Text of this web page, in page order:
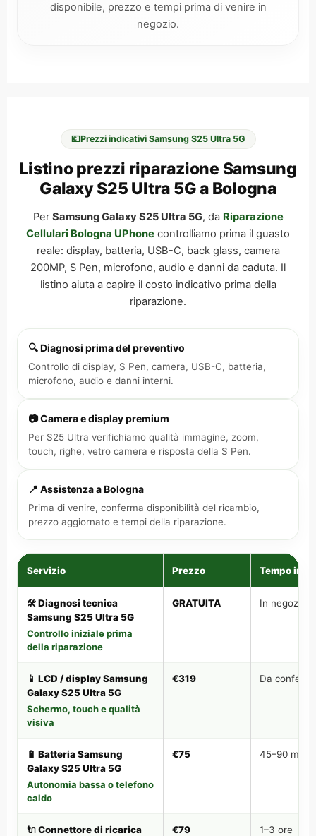
disponibile, prezzo e tempi prima di venire in
negozio.
💶Prezzi indicativi Samsung S25 Ultra 5G
Listino prezzi riparazione Samsung
Galaxy S25 Ultra 5G a Bologna
PerSamsung Galaxy S25 Ultra 5G, da Riparazione
Cellulari Bologna UPhone controlliamo prima il guasto
reale: display, batteria, USB-C, back glass, camera
200MP, S Pen, microfono, audio e danni da caduta. Il
listino aiuta a capire il costo indicativo prima della
riparazione.
🔍 Diagnosi prima del preventivo
Controllo di display, S Pen, camera, USB-C, batteria,
microfono, audio e danni interni.
📷 Camera e display premium
Per S25 Ultra verifichiamo qualità immagine, zoom,
touch, righe, vetro camera e risposta della S Pen.
📍 Assistenza a Bologna
Prima di venire, conferma disponibilità del ricambio,
prezzo aggiornato e tempi della riparazione.
Servizio Prezzo Tempo
🛠️ Diagnosi tecnica
Samsung S25 Ultra 5G
Controllo iniziale prima
della riparazione
GRATUITA In negozio
📱 LCD / display Samsung
Galaxy S25 Ultra 5G
Schermo, touch e qualità
visiva
€319 Da
🔋 Batteria Samsung
Galaxy S25 Ultra 5G
Autonomia bassa o telefono
caldo
€75 45–90 min
🔌 Connettore di ricarica
€79 1–3 ore